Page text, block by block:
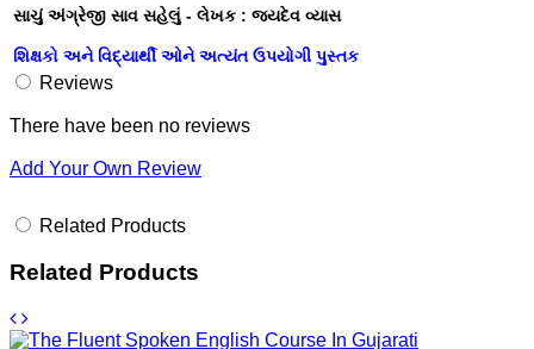
સાચું અંગ્રેજી સાવ સહેલું - લેખક : જયદેવ વ્યાસ
શિક્ષકો અને વિદ્યાર્થી ઓને અત્યંત ઉપયોગી પુસ્તક
Reviews
There have been no reviews
Add Your Own Review
Related Products
Related Products